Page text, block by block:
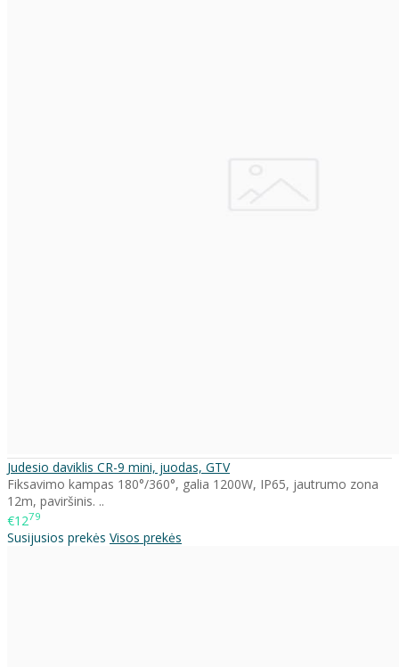
Judesio daviklis CR-9 mini, juodas, GTV
Fiksavimo kampas 180°/360°, galia 1200W, IP65, jautrumo zona
12m, paviršinis. ..
€1279
Susijusios prekės Visos prekės